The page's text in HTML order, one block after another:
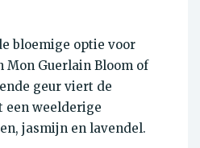
bloemige optie voor
Mon Guerlain Bloom of
geur viert de
weelderige
jasmijn en lavendel.